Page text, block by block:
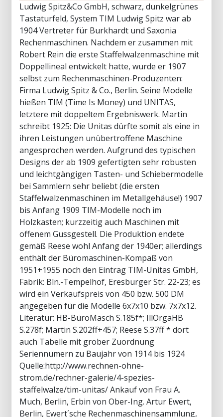
Ludwig Spitz&Co GmbH, schwarz, dunkelgrünes
Tastaturfeld, System TIM Ludwig Spitz war ab
1904 Vertreter für Burkhardt und Saxonia
Rechenmaschinen. Nachdem er zusammen mit
Robert Rein die erste Staffelwalzenmaschine mit
Doppellineal entwickelt hatte, wurde er 1907
selbst zum Rechenmaschinen-Produzenten:
Firma Ludwig Spitz & Co., Berlin. Seine Modelle
hießen TIM (Time Is Money) und UNITAS,
letztere mit doppeltem Ergebniswerk. Martin
schreibt 1925: Die Unitas dürfte somit als eine in
ihren Leistungen unübertroffene Maschine
angesprochen werden. Aufgrund des typischen
Designs der ab 1909 gefertigten sehr robusten
und leichtgängigen Tasten- und Schiebermodelle
bei Sammlern sehr beliebt (die ersten
Staffelwalzenmaschinen im Metallgehäuse!) 1907
bis Anfang 1909 TIM-Modelle noch im
Holzkasten; kurzzeitig auch Maschinen mit
offenem Gussgestell. Die Produktion endete
gemäß Reese wohl Anfang der 1940er; allerdings
enthält der Büromaschinen-Kompaß von
1951+1955 noch den Eintrag TIM-Unitas GmbH,
Fabrik: Bln.-Tempelhof, Eresburger Str. 22-23; es
wird ein Verkaufspreis von 450 bzw. 500 DM
angegeben für die Modelle 6x7x10 bzw. 7x7x12.
Literatur: HB-BüroMasch S.185f*; IllOrgaHB
S.278f; Martin S.202ff+457; Reese S.37ff * dort
auch Tabelle mit grober Zuordnung
Seriennumern zu Baujahr von 1914 bis 1924
Quelle:http://www.rechnen-ohne-
strom.de/rechner-galerie/4-spezies-
staffelwalze/tim-unitas/ Ankauf von Frau A.
Much, Berlin, Erbin von Ober-Ing. Artur Ewert,
Berlin, Ewert´sche Rechenmaschinensammlung,